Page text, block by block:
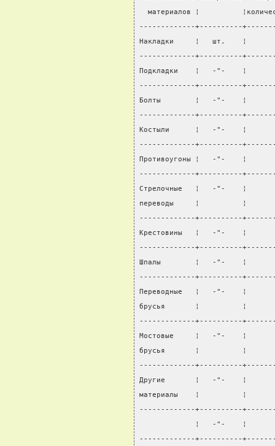
материалов ¦
-------------+----------
Накладки     ¦   шт.    ¦
-------------+----------
Подкладки    ¦   -"-    ¦
-------------+----------
Болты        ¦   -"-    ¦
-------------+----------
Костыли      ¦   -"-    ¦
-------------+----------
Противоугоны ¦   -"-
-------------+----------
Стрелочные   ¦   -"-    ¦
переводы     ¦          ¦
-------------+----------
Крестовины   ¦   -"-    ¦
-------------+----------
Шпалы        ¦   -"-    ¦
-------------+----------
Переводные   ¦   -"-    ¦
брусья       ¦          ¦
-------------+----------
Мостовые     ¦   -"-    ¦
брусья       ¦          ¦
-------------+----------
Другие       ¦   -"-    ¦
материалы    ¦          ¦
-------------+----------
¦   -"-    ¦
-------------+----------